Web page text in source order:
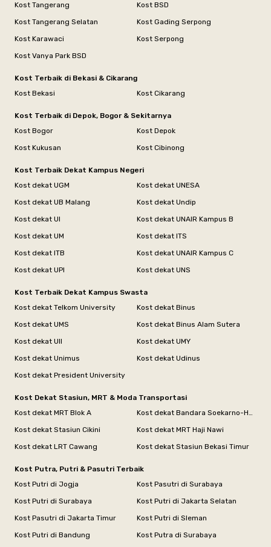
Kost Tangerang
Kost BSD
Kost Tangerang Selatan
Kost Gading Serpong
Kost Karawaci
Kost Serpong
Kost Vanya Park BSD
Kost Terbaik di Bekasi & Cikarang
Kost Bekasi
Kost Cikarang
Kost Terbaik di Depok, Bogor & Sekitarnya
Kost Bogor
Kost Depok
Kost Kukusan
Kost Cibinong
Kost Terbaik Dekat Kampus Negeri
Kost dekat UGM
Kost dekat UNESA
Kost dekat UB Malang
Kost dekat Undip
Kost dekat UI
Kost dekat UNAIR Kampus B
Kost dekat UM
Kost dekat ITS
Kost dekat ITB
Kost dekat UNAIR Kampus C
Kost dekat UPI
Kost dekat UNS
Kost Terbaik Dekat Kampus Swasta
Kost dekat Telkom University
Kost dekat Binus
Kost dekat UMS
Kost dekat Binus Alam Sutera
Kost dekat UII
Kost dekat UMY
Kost dekat Unimus
Kost dekat Udinus
Kost dekat President University
Kost Dekat Stasiun, MRT & Moda Transportasi
Kost dekat MRT Blok A
Kost dekat Bandara Soekarno-Hatta
Kost dekat Stasiun Cikini
Kost dekat MRT Haji Nawi
Kost dekat LRT Cawang
Kost dekat Stasiun Bekasi Timur
Kost Putra, Putri & Pasutri Terbaik
Kost Putri di Jogja
Kost Pasutri di Surabaya
Kost Putri di Surabaya
Kost Putri di Jakarta Selatan
Kost Pasutri di Jakarta Timur
Kost Putri di Sleman
Kost Putri di Bandung
Kost Putra di Surabaya